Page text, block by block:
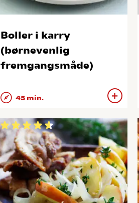
Boller i karry
(børnevenlig
fremgangsmåde)
45 min.